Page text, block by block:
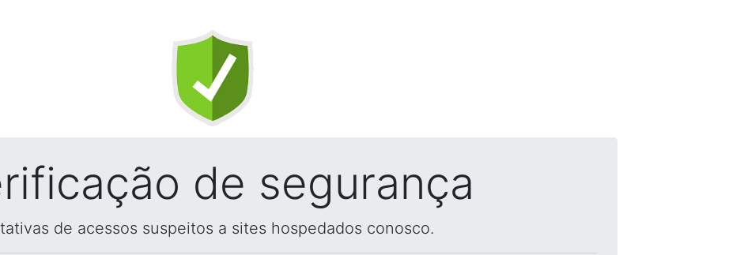
de segurança
de acessos suspeitos a sites hospedados conosco.